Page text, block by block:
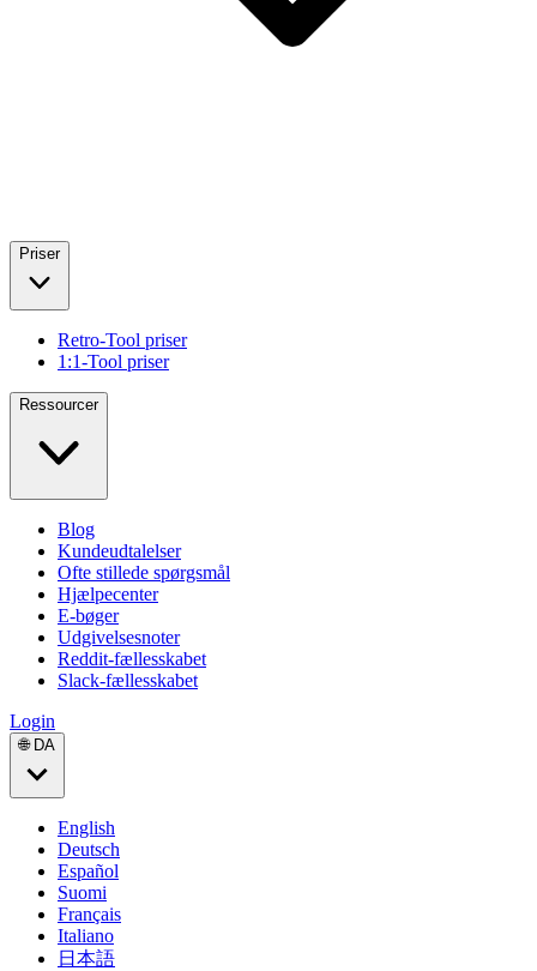
Priser
Retro-Tool priser
1:1-Tool priser
Ressourcer
Blog
Kundeudtalelser
Ofte stillede spørgsmål
Hjælpecenter
E-bøger
Udgivelsesnoter
Reddit-fællesskabet
Slack-fællesskabet
Login
🌐 DA
English
Deutsch
Español
Suomi
Français
Italiano
日本語